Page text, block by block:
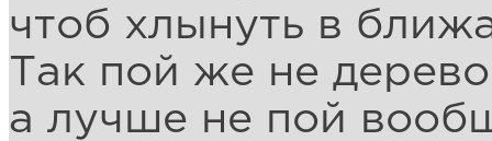
чтоб хлынуть в
Так пой же не
а лучше не пой